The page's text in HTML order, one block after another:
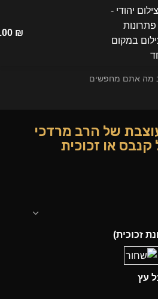
₪
מעוצבת של הרב מרדכי
או זכוכית
זכוכית)
עץ